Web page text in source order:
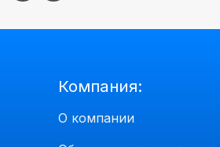
Компания:
О компании